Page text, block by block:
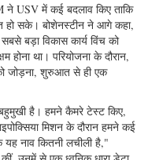
ने USV में कई बदलाव किए ताकि
हो सके। बोशेनस्टीन ने आगे कहा,
बड़ा विकास कार्य विंच को
था। परियोजना के दौरान,
जोड़ना, शुरुआत से ही एक
है। हमने कैमरे टेस्ट किए,
मिशन के दौरान हमने कई
नाव कितनी लचीली है,"